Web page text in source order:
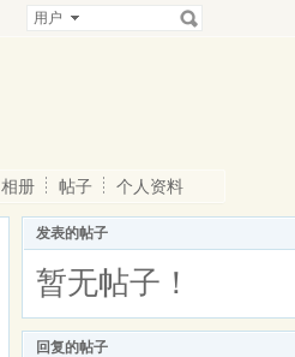
用户
相册 帖子 个人资料
发表的帖子
暂无帖子！
回复的帖子